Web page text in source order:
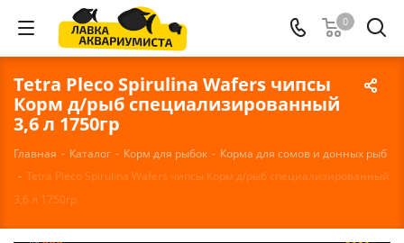
0
Tetra Pleco Spirulina Wafers чипсы
Корм д/рыб специализированный
3,6 л 1750гр
Главная - Каталог - Корм для рыбок - Корма для сомов и донных рыб
- Tetra Pleco Spirulina Wafers чипсы Корм д/рыб специализированный
3,6 л 1750гр